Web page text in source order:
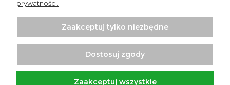
prywatności.
Zaakceptuj tylko niezbędne
Dostosuj zgody
Zaakceptuj wszystkie